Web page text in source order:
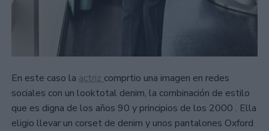
En este caso la actriz comprtio una imagen en redes
sociales con un looktotal denim, la combinación de estilo
que es digna de los años 90 y principios de los 2000 . Ella
eligio llevar un corset de denim y unos pantalones Oxford